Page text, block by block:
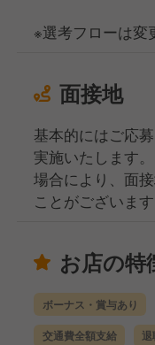
※選考フローは変
面接地
基本的にはご応
実施いたします。
場合により、面
ことがございます
お店の特
ボーナス・賞与あり
交通費全額支給 退